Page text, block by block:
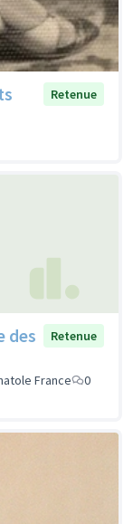
Retenue
des
Retenue
France
0